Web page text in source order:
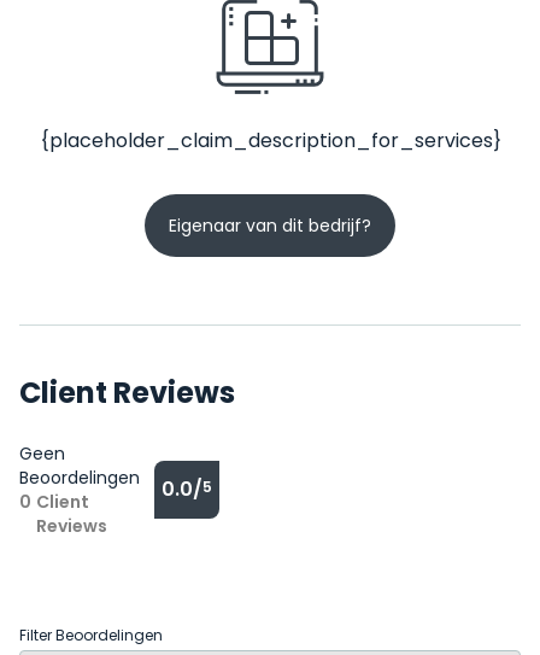
{placeholder_claim_description_for_services}
Eigenaar van dit bedrijf?
Client Reviews
Geen
Beoordelingen
0 Client
Reviews
0.0/5
Filter Beoordelingen